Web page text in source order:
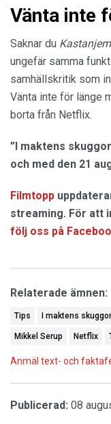
Vänta inte
Saknar du
ungefär samma
samhällskritik som
Vänta inte för länge
borta från Netflix.
”I maktens
och med den 21
Filmtopp
streaming. För att
följ oss på
Relaterade ämnen:
Tips I maktens skuggor
Mikkel Serup Netflix
Anmäl text- och
Publicerad: 08